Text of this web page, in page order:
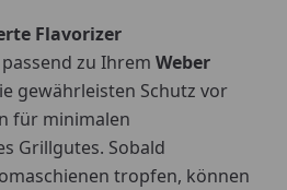
Flavorizer
passend zu Ihrem Weber
gewährleisten Schutz vor
für minimalen
Grillgutes. Sobald
tropfen, können